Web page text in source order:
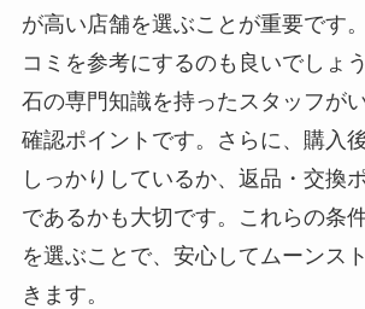
が高い店舗を選ぶことが重要です
コミを参考にするのも良いでしょ
石の専門知識を持ったスタッフが
確認ポイントです。さらに、購入
しっかりしているか、返品・交換
であるかも大切です。これらの条
を選ぶことで、安心してムーンス
きます。